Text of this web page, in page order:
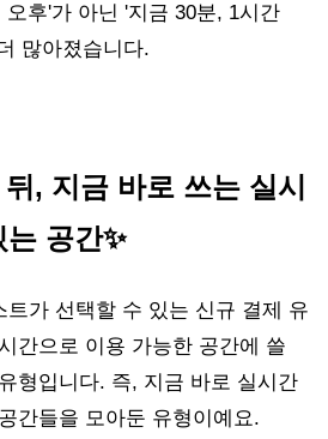
후'가 아닌 '지금 30분, 1시간
많아졌습니다.
, 지금 바로 쓰는 실시
공간✨
트가 선택할 수 있는 신규 결제 유
간으로 이용 가능한 공간에 쓸
형입니다. 즉, 지금 바로 실시간
간들을 모아둔 유형이예요.